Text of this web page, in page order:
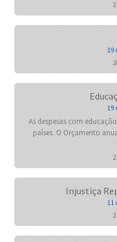
19
19
As despesas com
países. O Orçamento
Injustiça
11